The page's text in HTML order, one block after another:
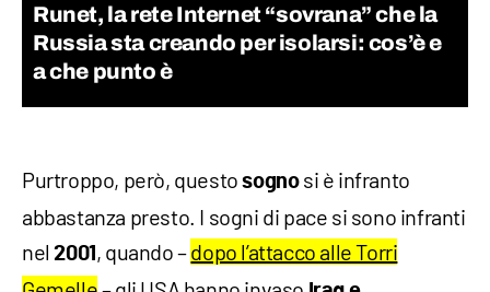
Runet, la rete Internet “sovrana” che la
Russia sta creando per isolarsi: cos’è e
a che punto è
Purtroppo, però, questosognosi è infranto
abbastanza presto. I sogni di pace si sono infranti
nel2001 , quando –dopo l’attacco alle Torri